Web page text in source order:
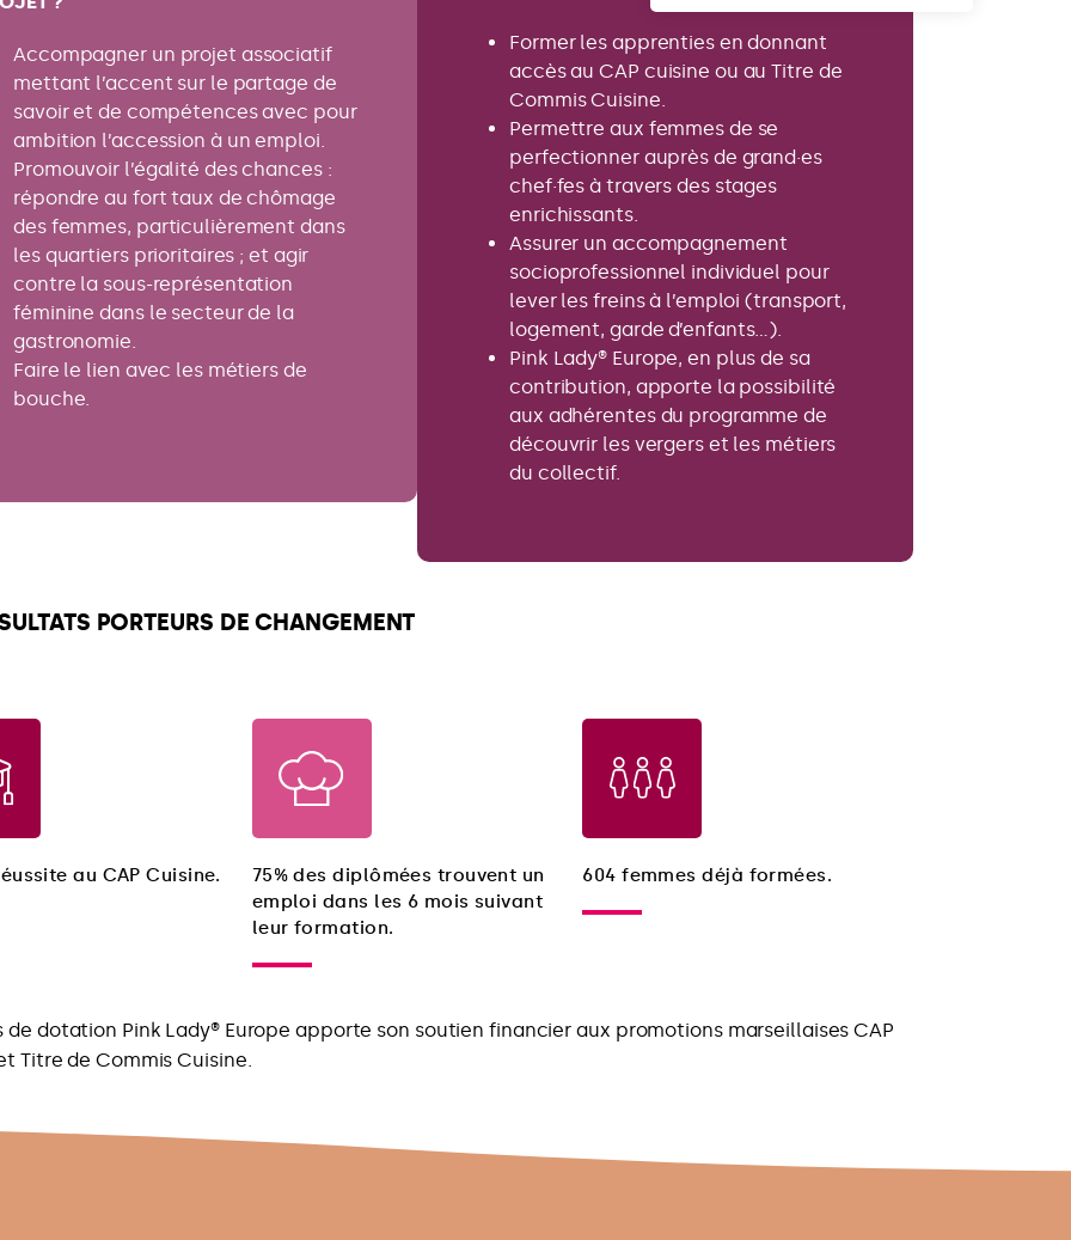
Accompagner un projet associatif
mettant l’accent sur le partage de
savoir et de compétences avec pour
ambition l’accession à un emploi.
Promouvoir l’égalité des chances :
répondre au fort taux de chômage
des femmes, particulièrement dans
les quartiers prioritaires ; et agir
contre la sous-représentation
féminine dans le secteur de la
gastronomie.
Faire le lien avec les métiers de
bouche.
Former les apprenties en donnant
accès au CAP cuisine ou au Titre de
Commis Cuisine.
Permettre aux femmes de se
perfectionner auprès de grand·es
chef·fes à travers des stages
enrichissants.
Assurer un accompagnement
socioprofessionnel individuel pour
lever les freins à l’emploi (transport,
logement, garde d’enfants…).
Pink Lady® Europe, en plus de sa
contribution, apporte la possibilité
aux adhérentes du programme de
découvrir les vergers et les métiers
du collectif.
PORTEURS DE CHANGEMENT
au CAP Cuisine.
75% des diplômées trouvent un
emploi dans les 6 mois suivant
leur formation.
604 femmes déjà formées.
de dotation Pink Lady® Europe apporte son soutien financier aux promotions marseillaises CAP
Titre de Commis Cuisine.